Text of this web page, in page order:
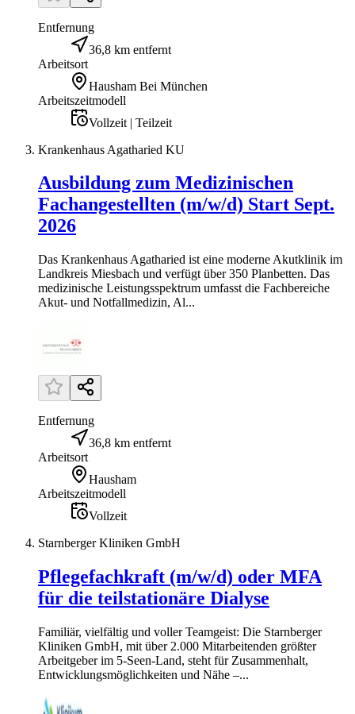
Entfernung
36,8 km entfernt
Arbeitsort
Hausham Bei München
Arbeitszeitmodell
Vollzeit | Teilzeit
Krankenhaus Agatharied KU
Ausbildung zum Medizinischen
Fachangestellten (m/w/d) Start Sept.
2026
Das Krankenhaus Agatharied ist eine moderne Akutklinik im
Landkreis Miesbach und verfügt über 350 Planbetten. Das
medizinische Leistungsspektrum umfasst die Fachbereiche
Akut- und Notfallmedizin, Al...
Entfernung
36,8 km entfernt
Arbeitsort
Hausham
Arbeitszeitmodell
Vollzeit
Starnberger Kliniken GmbH
Pflegefachkraft (m/w/d) oder MFA
für die teilstationäre Dialyse
Familiär, vielfältig und voller Teamgeist: Die Starnberger
Kliniken GmbH, mit über 2.000 Mitarbeitenden größter
Arbeitgeber im 5-Seen-Land, steht für Zusammenhalt,
Entwicklungsmöglichkeiten und Nähe –...